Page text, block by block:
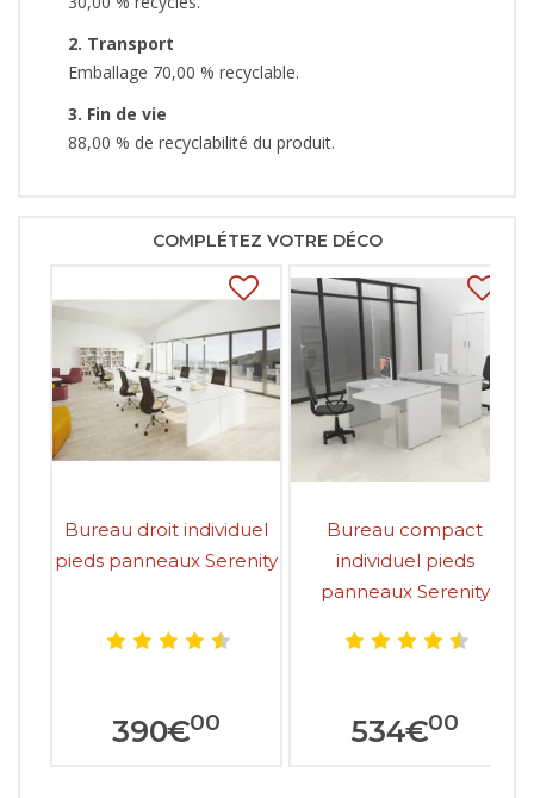
2. Transport
Emballage 70,00 % recyclable.
3. Fin de vie
88,00 % de recyclabilité du produit.
COMPLÉTEZ VOTRE DÉCO
Bureau droit individuel
pieds panneaux Serenity
390€00
Bureau compact
individuel pieds
panneaux Serenity
534€00